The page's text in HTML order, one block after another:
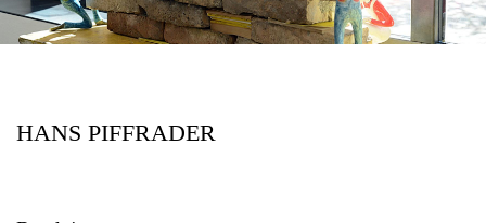
HANS PIFFRADER